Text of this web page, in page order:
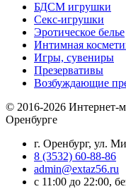
БДСМ игрушки
Секс-игрушки
Эротическое белье
Интимная
Игры, сувениры
Презервативы
Возбуждающие
© 2016-2026 Интернет-
Оренбурге
г. Оренбург, ул.
8 (3532) 60-88-86
admin@extaz56.ru
c 11:00 до 22:00,